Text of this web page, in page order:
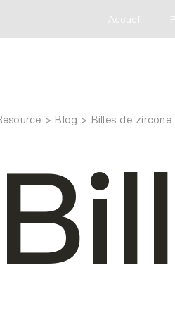
Accueil
Billes de